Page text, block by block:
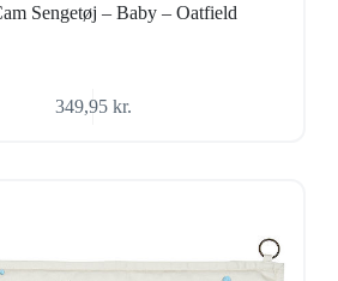
Sengetøj – Baby – Oatfield
349,95 kr.